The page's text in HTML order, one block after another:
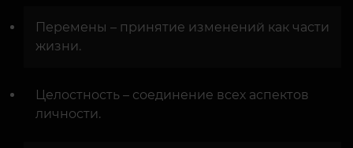
Перемены – принятие изменений как части
жизни.
Целостность – соединение всех аспектов
личности.